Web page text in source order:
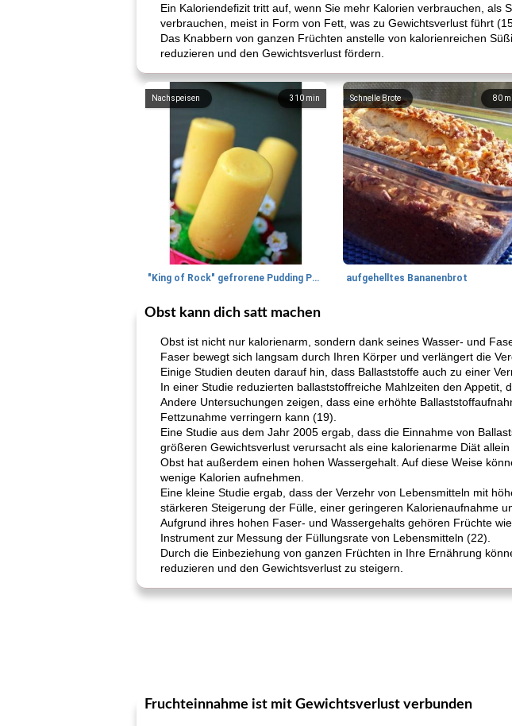
Ein Kaloriendefizit tritt auf, wenn Sie mehr Kalorien verbrauchen, als
verbrauchen, meist in Form von Fett, was zu Gewichtsverlust führt
Das Knabbern von ganzen Früchten anstelle von kalorienreichen
reduzieren und den Gewichtsverlust fördern.
310 min
Nachspeisen
"King of Rock" gefrorene Pudding Pops
80
Schnelle Brote
aufgehelltes Bananenbrot
Obst kann dich satt machen
Obst ist nicht nur kalorienarm, sondern dank seines Wasser- und
Faser bewegt sich langsam durch Ihren Körper und verlängert die
Einige Studien deuten darauf hin, dass Ballaststoffe auch zu einer
In einer Studie reduzierten ballaststoffreiche Mahlzeiten den
Andere Untersuchungen zeigen, dass eine erhöhte
Fettzunahme verringern kann (19).
Eine Studie aus dem Jahr 2005 ergab, dass die Einnahme von
größeren Gewichtsverlust verursacht als eine kalorienarme Diät allein
Obst hat außerdem einen hohen Wassergehalt. Auf diese Weise
wenige Kalorien aufnehmen.
Eine kleine Studie ergab, dass der Verzehr von Lebensmitteln mit
stärkeren Steigerung der Fülle, einer geringeren Kalorienaufnahme
Aufgrund ihres hohen Faser- und Wassergehalts gehören Früchte
Instrument zur Messung der Füllungsrate von Lebensmitteln (22).
Durch die Einbeziehung von ganzen Früchten in Ihre Ernährung
reduzieren und den Gewichtsverlust zu steigern.
Fruchteinnahme ist mit Gewichtsverlust verbunden